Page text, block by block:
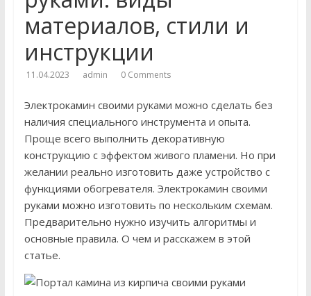
материалов, стили и
инструкции
11.04.2023 admin 0 Comments
Электрокамин своими руками можно сделать без
наличия специального инструмента и опыта.
Проще всего выполнить декоративную
конструкцию с эффектом живого пламени. Но при
желании реально изготовить даже устройство с
функциями обогревателя. Электрокамин своими
руками можно изготовить по нескольким схемам.
Предварительно нужно изучить алгоритмы и
основные правила. О чем и расскажем в этой
статье.